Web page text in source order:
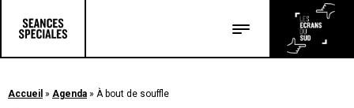
Accueil » Agenda » À bout de souffle